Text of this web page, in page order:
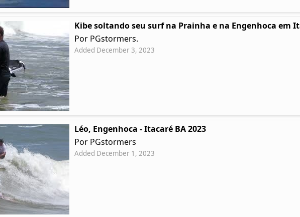
Kibe soltando seu surf na Prainha e na Engenhoca em
Por PGstormers.
Added December 3, 2023
Léo, Engenhoca - Itacaré BA 2023
Por PGstormers
Added December 1, 2023